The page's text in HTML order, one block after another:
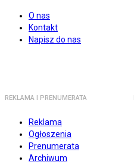
O nas
Kontakt
Napisz do nas
REKLAMA I PRENUMERATA
Reklama
Ogłoszenia
Prenumerata
Archiwum